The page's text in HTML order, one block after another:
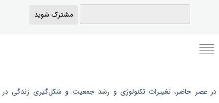
مشترک شوید
رژیم غذایی بارداری
در عصر حاضر،‌ تغییرات تکنولوژی و رشد جمعیت و شکل‌گیری زندگی‌ در